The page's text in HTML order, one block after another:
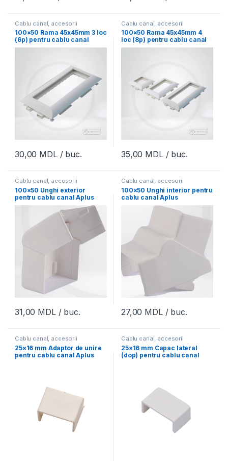
Cablu canal, accesorii
100×50 Rama 45x45mm 3 loc
(6p) pentru cablu canal
Aplus
30,00 MDL/ buc.
Cablu canal, accesorii
100×50 Rama 45x45mm 4
loc (8p) pentru cablu canal
Aplus
35,00 MDL/ buc.
Cablu canal, accesorii
100×50 Unghi exterior
pentru cablu canal Aplus
31,00 MDL/ buc.
Cablu canal, accesorii
100×50 Unghi interior pentru
cablu canal Aplus
27,00 MDL/ buc.
Cablu canal, accesorii
25×16 mm Adaptor de unire
pentru cablu canal Aplus
Cablu canal, accesorii
25×16 mm Capac lateral
(dop) pentru cablu canal